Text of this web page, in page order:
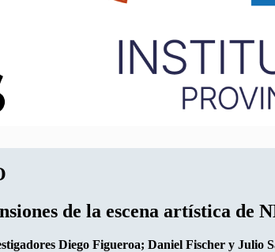
de la escena artística de
Diego Figueroa; Daniel Fischer y Julio